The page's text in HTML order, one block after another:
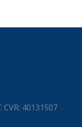
40131507